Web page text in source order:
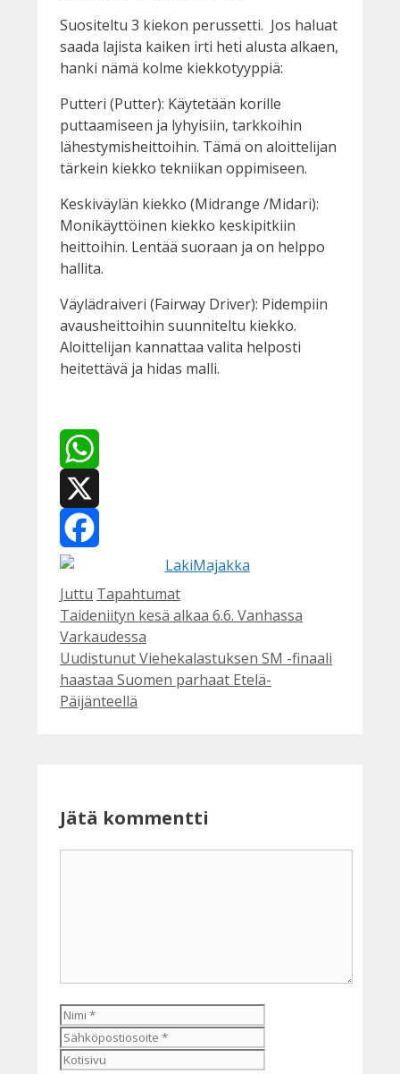
Suositeltu 3 kiekon perussetti. Jos haluat
saada lajista kaiken irti heti alusta alkaen,
hanki nämä kolme kiekkotyyppiä:
Putteri (Putter): Käytetään korille
puttaamiseen ja lyhyisiin, tarkkoihin
lähestymisheittoihin. Tämä on aloittelijan
tärkein kiekko tekniikan oppimiseen.
Keskiväylän kiekko (Midrange /Midari):
Monikäyttöinen kiekko keskipitkiin
heittoihin. Lentää suoraan ja on helppo
hallita.
Väylädraiveri (Fairway Driver): Pidempiin
avausheittoihin suunniteltu kiekko.
Aloittelijan kannattaa valita helposti
heitettävä ja hidas malli.
WhatsApp
X
Facebook
Kategoriat
Juttu Avainsanat
Tapahtumat
Taideniityn kesä alkaa 6.6. Vanhassa
Varkaudessa
Uudistunut Viehekalastuksen SM -finaali
haastaa Suomen parhaat Etelä-
Päijänteellä
Jätä kommentti
Nimi